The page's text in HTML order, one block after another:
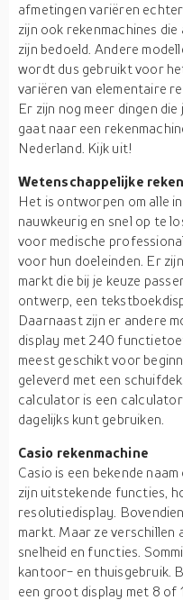
afmetingen variëren
zijn ook rekenmachines
zijn bedoeld. Andere
wordt dus gebruikt voor
variëren van elementaire
Er zijn nog meer dingen
gaat naar een
Nederland. Kijk uit!
Wetenschappelijke
Het is ontworpen om alle
nauwkeurig en snel op te
voor medische
voor hun doeleinden. Er
markt die bij je keuze
ontwerp, een
Daarnaast zijn er andere
display met 240
meest geschikt voor
geleverd met een
calculator is een
dagelijks kunt gebruiken.
Casio rekenmachine
Casio is een bekende
zijn uitstekende functies,
resolutiedisplay.
markt. Maar ze verschillen
snelheid en functies.
kantoor- en thuisgebruik.
een groot display met 8 of